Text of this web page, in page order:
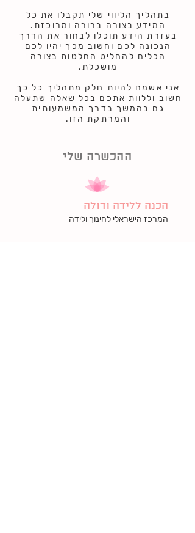
בתהליך הליווי שלי תקבלו את כל
המידע בצורה ברורה ומרוכזת.
בעזרת הידע תוכלו לבחור את הדרך
הנכונה לכם וחשוב מכך יהיו לכם
הכלים להחליט החלטות בצורה
מושכלת.
אני אשמח להיות חלק מתהליך כל כך
חשוב וללוות אתכם בכל שאלה שתעלה
גם בהמשך בדרך המשמעותית
והמרתקת הזו.
ההכשרה שלי
הכנה ללידה ודולה
המרכז הישראלי לחינוך ולידה